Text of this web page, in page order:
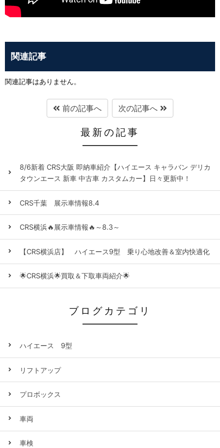
関連記事
関連記事はありません。
前の記事へ 次の記事へ
最新の記事
8/6新着 CRS大阪 即納車紹介【ハイエース キャラバン デリカ
タウンエース 新車 中古車 カスタムカー】日々更新中！
CRS千葉 展示車情報8.4
CRS横浜🔥展示車情報🔥～8.3～
【CRS横浜店】 ハイエース9型 乗り心地改善＆室内快適化
🌟CRS横浜🌟買取＆下取車両紹介🌟
ブログカテゴリ
ハイエース 9型
リフトアップ
プロボックス
車両
車検